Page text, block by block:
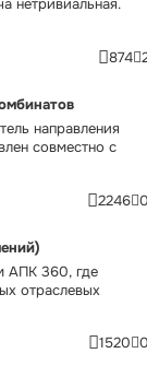
нетривиальная.
874
направления
совместно с
2246
АПК 360, где
отраслевых
1520